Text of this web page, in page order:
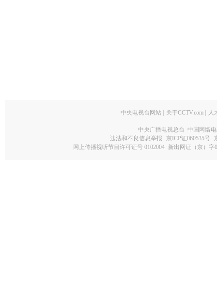
中央电视台网站 关于CCTV.com 人
中央广播电视总台 中国网络
违法和不良信息举报
京ICP证060535号
网上传播视听节目许可证号 0102004 新出网证（京）